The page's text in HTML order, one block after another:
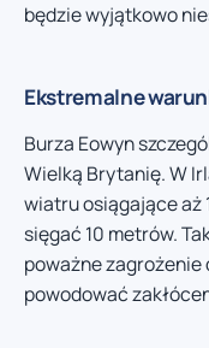
będzie wyjątkowo
Ekstremalne
Burza Eowyn
Wielką Brytanię. W
wiatru osiągające aż
sięgać 10 metrów.
poważne zagrożenie
powodować